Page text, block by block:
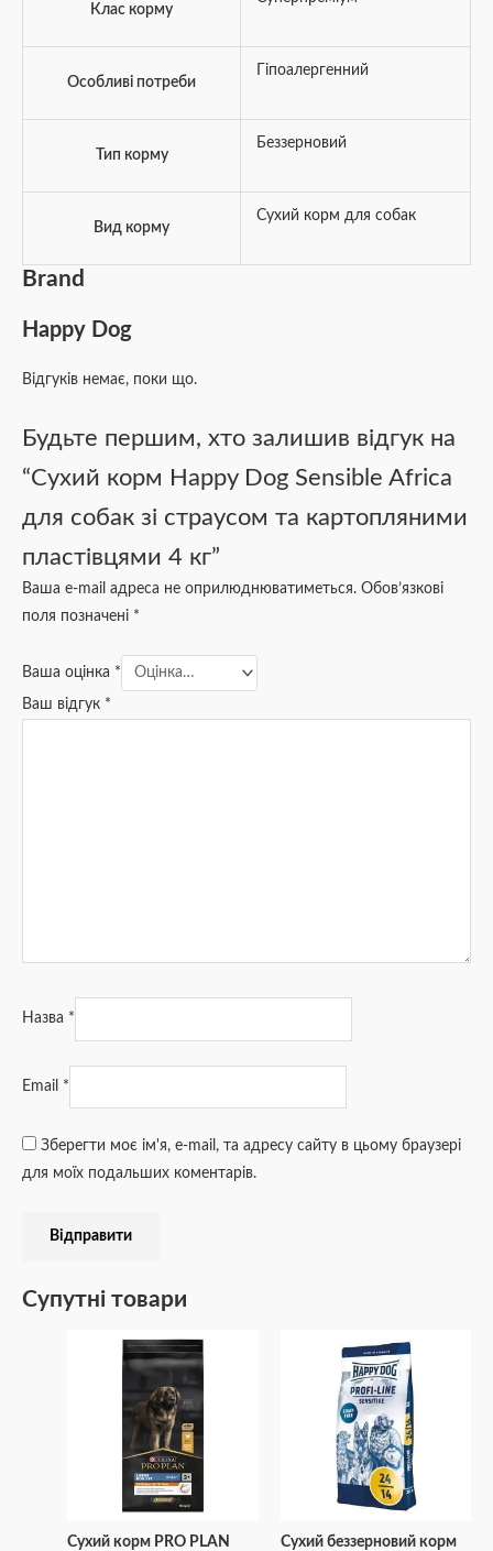
Клас корму
Особливі потреби
Гіпоалергенний
Тип корму
Беззерновий
Вид корму
Сухий корм для собак
Brand
Happy Dog
Відгуків немає, поки що.
Будьте першим, хто залишив відгук на
“Сухий корм Happy Dog Sensible Africa
для собак зі страусом та картопляними
пластівцями 4 кг”
Ваша e-mail адреса не оприлюднюватиметься. Обов’язкові
поля позначені *
Ваша оцінка *
Ваш відгук *
Назва *
Email *
Зберегти моє ім'я, e-mail, та адресу сайту в цьому браузері
для моїх подальших коментарів.
Супутні товари
Сухий корм PRO PLAN
Сухий беззерновий корм